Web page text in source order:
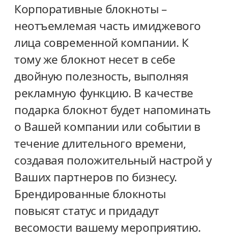
Корпоративные блокноты –
неотъемлемая часть имиджевого
лица современной компании. К
тому же блокнот несет в себе
двойную полезность, выполняя
рекламную функцию. В качестве
подарка блокнот будет напоминать
о Вашей компании или событии в
течение длительного времени,
создавая положительный настрой у
Ваших партнеров по бизнесу.
Брендированные блокноты
повысят статус и придадут
весомости вашему мероприятию.